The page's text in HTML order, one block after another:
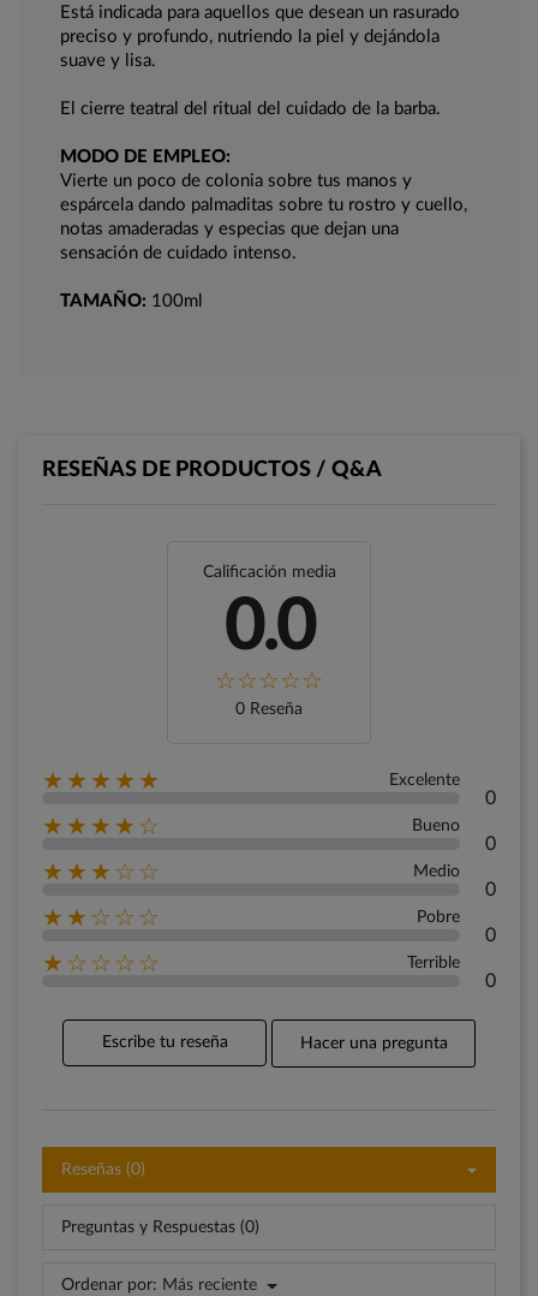
Está indicada para aquellos que desean un rasurado
preciso y profundo, nutriendo la piel y dejándola
suave y lisa.
El cierre teatral del ritual del cuidado de la barba.
MODO DE EMPLEO:
Vierte un poco de colonia sobre tus manos y
espárcela dando palmaditas sobre tu rostro y cuello,
notas amaderadas y especias que dejan una
sensación de cuidado intenso.
TAMAÑO: 100ml
RESEÑAS DE PRODUCTOS / Q&A
Calificación media
0.0
0 Reseña
★★★★★ Excelente
0
★★★★☆ Bueno
0
★★★☆☆ Medio
0
★★☆☆☆ Pobre
0
★☆☆☆☆ Terrible
0
Escribe tu reseña Hacer una pregunta
Reseñas (0)
Preguntas y Respuestas (0)
Ordenar por: Más reciente